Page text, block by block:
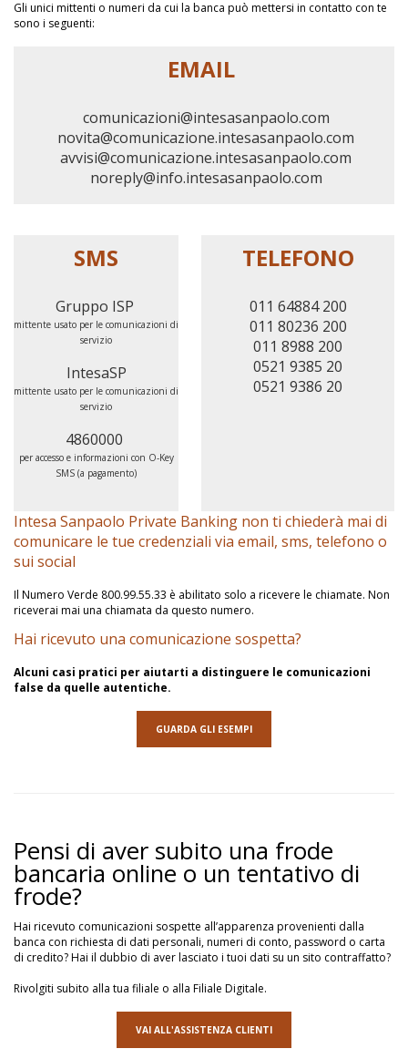
Gli unici mittenti o numeri da cui la banca può mettersi in contatto con te
sono i seguenti:
EMAIL
comunicazioni@intesasanpaolo.com
novita@comunicazione.intesasanpaolo.com
avvisi@comunicazione.intesasanpaolo.com
noreply@info.intesasanpaolo.com
SMS
Gruppo ISP
mittente usato per le comunicazioni di
servizio
IntesaSP
mittente usato per le comunicazioni di
servizio
4860000
per accesso e informazioni con O-Key
SMS (a pagamento)
TELEFONO
011 64884 200
011 80236 200
011 8988 200
0521 9385 20
0521 9386 20
Intesa Sanpaolo Private Banking non ti chiederà mai di
comunicare le tue credenziali via email, sms, telefono o
sui social
Il Numero Verde 800.99.55.33 è abilitato solo a ricevere le chiamate. Non
riceverai mai una chiamata da questo numero.
Hai ricevuto una comunicazione sospetta?
Alcuni casi pratici per aiutarti a distinguere le comunicazioni
false da quelle autentiche.
GUARDA GLI ESEMPI
Pensi di aver subito una frode
bancaria online o un tentativo di
frode?
Hai ricevuto comunicazioni sospette all’apparenza provenienti dalla
banca con richiesta di dati personali, numeri di conto, password o carta
di credito? Hai il dubbio di aver lasciato i tuoi dati su un sito contraffatto?
Rivolgiti subito alla tua filiale o alla Filiale Digitale.
VAI ALL'ASSISTENZA CLIENTI